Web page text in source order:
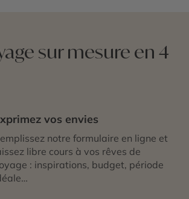
sur mesure en 4
vos envies
notre formulaire en ligne et
libre cours à vos rêves de
: inspirations, budget, période